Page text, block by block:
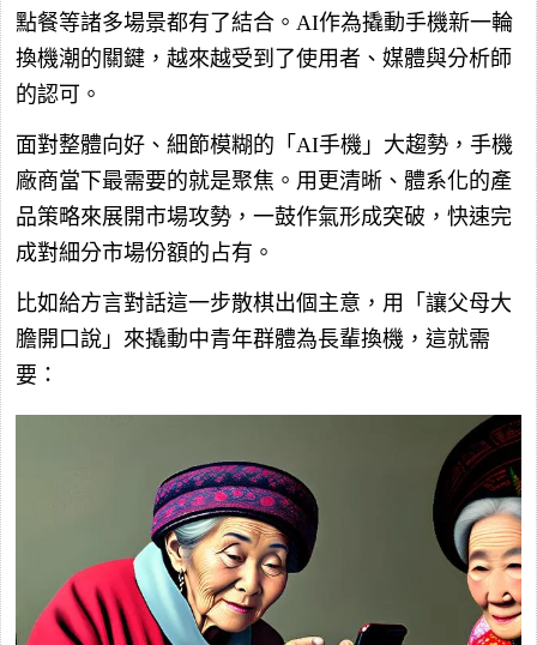
點餐等諸多場景都有了結合。AI作為撬動手機新一輪
換機潮的關鍵，越來越受到了使用者、媒體與分析師
的認可。
面對整體向好、細節模糊的「AI手機」大趨勢，手機
廠商當下最需要的就是聚焦。用更清晰、體系化的產
品策略來展開市場攻勢，一鼓作氣形成突破，快速完
成對細分市場份額的占有。
比如給方言對話這一步散棋出個主意，用「讓父母大
膽開口說」來撬動中青年群體為長輩換機，這就需
要：